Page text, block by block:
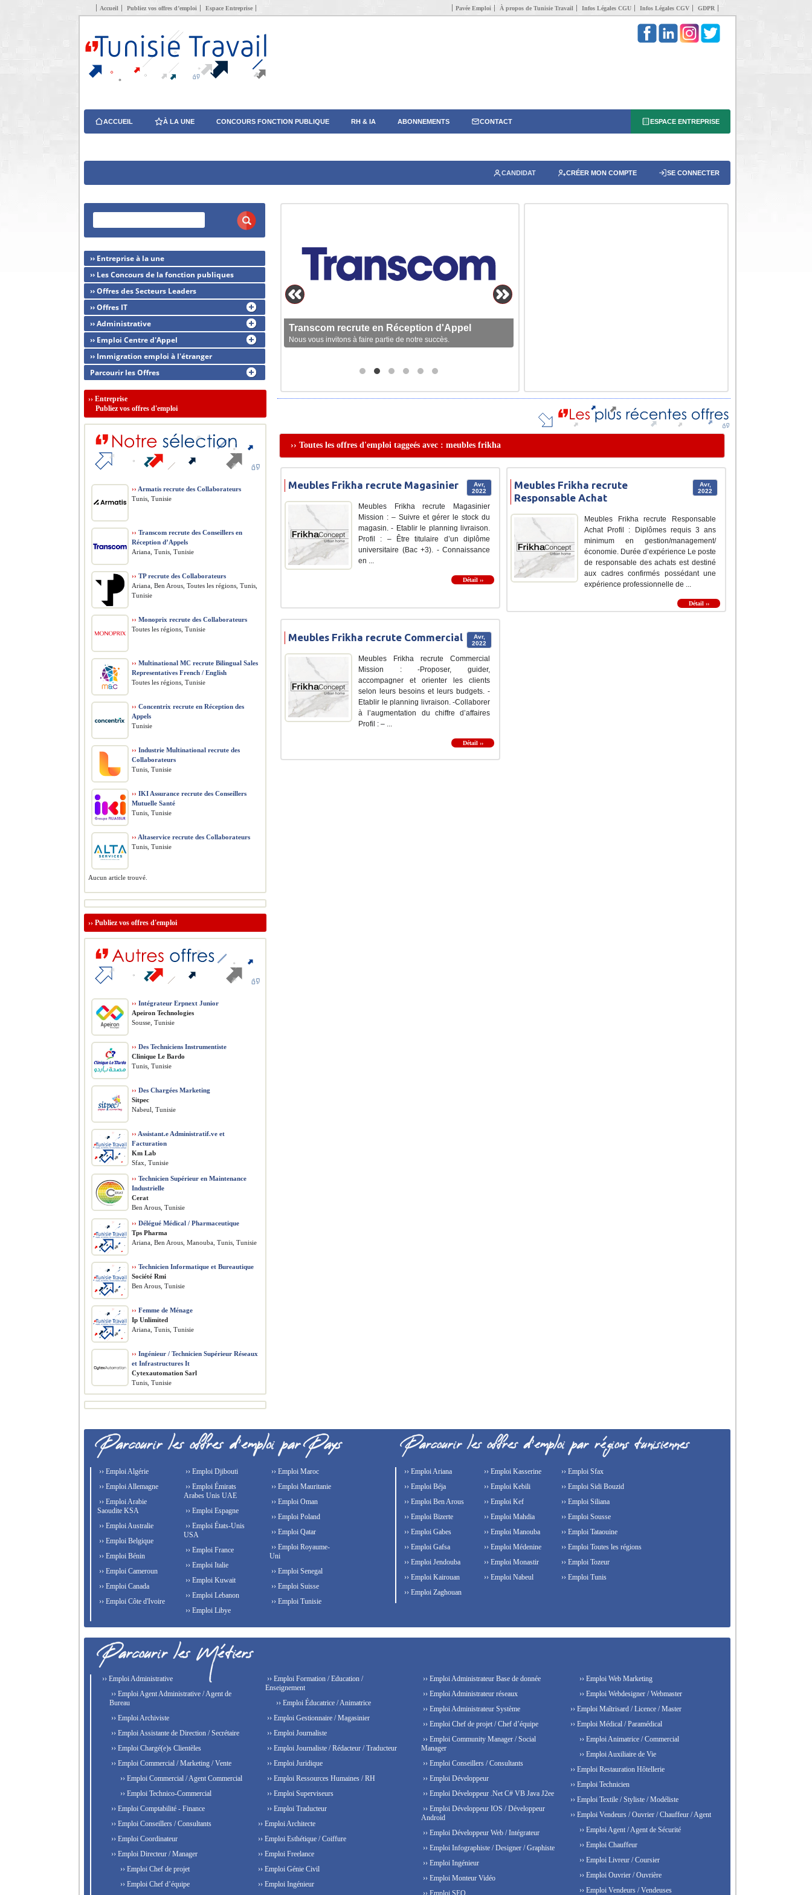
Accueil Publiez vos offres d’emploi Espace Entreprise Pavée Emploi À propos de Tunisie Travail Infos Légales CGU Infos Légales CGV GDPR
ACCUEIL À LA UNE CONCOURS FONCTION PUBLIQUE RH & IA ABONNEMENTS CONTACT ESPACE ENTREPRISE
CANDIDAT CRÉER MON COMPTE SE CONNECTER
Transcom recrute en Réception d'Appel
Nous vous invitons à faire partie de notre succès.
›› Toutes les offres d'emploi taggeés avec : meubles frikha
Avr,
2022
Meubles Frikha recrute Magasinier
Meubles Frikha recrute Magasinier
Mission : – Suivre et gérer le stock du
magasin. - Etablir le planning livraison.
Profil : – Être titulaire d’un diplôme
universitaire (Bac +3). - Connaissance
en ...
Détail ››
Avr,
2022
Meubles Frikha recrute
Responsable Achat
Meubles Frikha recrute Responsable
Achat Profil : Diplômes requis 3 ans
minimum en gestion/management/
économie. Durée d’expérience Le poste
de responsable des achats est destiné
aux cadres confirmés possédant une
expérience professionnelle de ...
Détail ››
Avr,
2022
Meubles Frikha recrute Commercial
Meubles Frikha recrute Commercial
Mission : -Proposer, guider,
accompagner et orienter les clients
selon leurs besoins et leurs budgets. -
Etablir le planning livraison. -Collaborer
à l’augmentation du chiffre d’affaires
Profil : – ...
Détail ››
›› Entreprise à la une
›› Les Concours de la fonction publiques
›› Offres des Secteurs Leaders
›› Offres IT
›› Administrative
›› Emploi Centre d'Appel
›› Immigration emploi à l'étranger
Parcourir les Offres
›› Entreprise
Publiez vos offres d'emploi
›› Armatis recrute des Collaborateurs
Tunis, Tunisie
›› Transcom recrute des Conseillers en
Réception d’Appels
Ariana, Tunis, Tunisie
›› TP recrute des Collaborateurs
Ariana, Ben Arous, Toutes les régions, Tunis,
Tunisie
›› Monoprix recrute des Collaborateurs
Toutes les régions, Tunisie
›› Multinational MC recrute Bilingual Sales
Representatives French / English
Toutes les régions, Tunisie
›› Concentrix recrute en Réception des
Appels
Tunisie
›› Industrie Multinational recrute des
Collaborateurs
Tunis, Tunisie
›› IKI Assurance recrute des Conseillers
Mutuelle Santé
Tunis, Tunisie
›› Altaservice recrute des Collaborateurs
Tunis, Tunisie
Aucun article trouvé.
›› Publiez vos offres d'emploi
›› Intégrateur Erpnext Junior
Apeiron Technologies
Sousse, Tunisie
›› Des Techniciens Instrumentiste
Clinique Le Bardo
Tunis, Tunisie
›› Des Chargées Marketing
Sitpec
Nabeul, Tunisie
›› Assistant.e Administratif.ve et
Facturation
Km Lab
Sfax, Tunisie
›› Technicien Supérieur en Maintenance
Industrielle
Cerat
Ben Arous, Tunisie
›› Délégué Médical / Pharmaceutique
Tps Pharma
Ariana, Ben Arous, Manouba, Tunis, Tunisie
›› Technicien Informatique et Bureautique
Société Rmi
Ben Arous, Tunisie
›› Femme de Ménage
Ip Unlimited
Ariana, Tunis, Tunisie
›› Ingénieur / Technicien Supérieur Réseaux
et Infrastructures It
Cytexautomation Sarl
Tunis, Tunisie
›› Emploi Algérie
›› Emploi Allemagne
›› Emploi Arabie
Saoudite KSA
›› Emploi Australie
›› Emploi Belgique
›› Emploi Bénin
›› Emploi Cameroun
›› Emploi Canada
›› Emploi Côte d'Ivoire
›› Emploi Djibouti
›› Emploi Émirats
Arabes Unis UAE
›› Emploi Espagne
›› Emploi États-Unis
USA
›› Emploi France
›› Emploi Italie
›› Emploi Kuwait
›› Emploi Lebanon
›› Emploi Libye
›› Emploi Maroc
›› Emploi Mauritanie
›› Emploi Oman
›› Emploi Poland
›› Emploi Qatar
›› Emploi Royaume-
Uni
›› Emploi Senegal
›› Emploi Suisse
›› Emploi Tunisie
›› Emploi Ariana
›› Emploi Béja
›› Emploi Ben Arous
›› Emploi Bizerte
›› Emploi Gabes
›› Emploi Gafsa
›› Emploi Jendouba
›› Emploi Kairouan
›› Emploi Kasserine
›› Emploi Kebili
›› Emploi Kef
›› Emploi Mahdia
›› Emploi Manouba
›› Emploi Médenine
›› Emploi Monastir
›› Emploi Nabeul
›› Emploi Sfax
›› Emploi Sidi Bouzid
›› Emploi Siliana
›› Emploi Sousse
›› Emploi Tataouine
›› Emploi Toutes les régions
›› Emploi Tozeur
›› Emploi Tunis
›› Emploi Zaghouan
›› Emploi Administrative
›› Emploi Agent Administrative / Agent de
Bureau
›› Emploi Archiviste
›› Emploi Assistante de Direction / Secrétaire
›› Emploi Chargé(e)s Clientèles
›› Emploi Commercial / Marketing / Vente
›› Emploi Commercial / Agent Commercial
›› Emploi Technico-Commercial
›› Emploi Comptabilité - Finance
›› Emploi Conseillers / Consultants
›› Emploi Coordinateur
›› Emploi Directeur / Manager
›› Emploi Chef de projet
›› Emploi Chef d’équipe
›› Emploi Formation / Education /
Enseignement
›› Emploi Éducatrice / Animatrice
›› Emploi Gestionnaire / Magasinier
›› Emploi Journaliste
›› Emploi Journaliste / Rédacteur / Traducteur
›› Emploi Juridique
›› Emploi Ressources Humaines / RH
›› Emploi Superviseurs
›› Emploi Traducteur
›› Emploi Architecte
›› Emploi Esthétique / Coiffure
›› Emploi Freelance
›› Emploi Génie Civil
›› Emploi Ingénieur
›› Emploi Administrateur Base de donnée
›› Emploi Administrateur réseaux
›› Emploi Administrateur Système
›› Emploi Chef de projet / Chef d’équipe
›› Emploi Community Manager / Social
Manager
›› Emploi Conseillers / Consultants
›› Emploi Développeur
›› Emploi Développeur .Net C# VB Java J2ee
›› Emploi Développeur IOS / Développeur
Android
›› Emploi Développeur Web / Intégrateur
›› Emploi Infographiste / Designer / Graphiste
›› Emploi Ingénieur
›› Emploi Monteur Vidéo
›› Emploi SEO
›› Emploi Web Marketing
›› Emploi Webdesigner / Webmaster
›› Emploi Maîtrisard / Licence / Master
›› Emploi Médical / Paramédical
›› Emploi Animatrice / Commercial
›› Emploi Auxiliaire de Vie
›› Emploi Restauration Hôtellerie
›› Emploi Technicien
›› Emploi Textile / Styliste / Modéliste
›› Emploi Vendeurs / Ouvrier / Chauffeur / Agent
›› Emploi Agent / Agent de Sécurité
›› Emploi Chauffeur
›› Emploi Livreur / Coursier
›› Emploi Ouvrier / Ouvrière
›› Emploi Vendeurs / Vendeuses